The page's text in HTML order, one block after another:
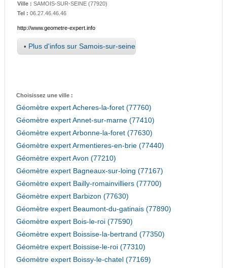
Ville : SAMOIS-SUR-SEINE(77920)
Tel : 06.27.46.46.46
http://www.geometre-expert.info
• Plus d'infos sur Samois-sur-seine
Choisissez une ville :
Géomètre expert Acheres-la-foret (77760)
Géomètre expert Annet-sur-marne (77410)
Géomètre expert Arbonne-la-foret (77630)
Géomètre expert Armentieres-en-brie (77440)
Géomètre expert Avon (77210)
Géomètre expert Bagneaux-sur-loing (77167)
Géomètre expert Bailly-romainvilliers (77700)
Géomètre expert Barbizon (77630)
Géomètre expert Beaumont-du-gatinais (77890)
Géomètre expert Bois-le-roi (77590)
Géomètre expert Boissise-la-bertrand (77350)
Géomètre expert Boissise-le-roi (77310)
Géomètre expert Boissy-le-chatel (77169)